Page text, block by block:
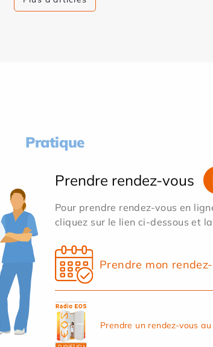
Pratique
Prendre rendez-vous
Pour prendre rendez-vous en
cliquez sur le lien ci-dessous et
Prendre mon
Prendre un rendez-vous